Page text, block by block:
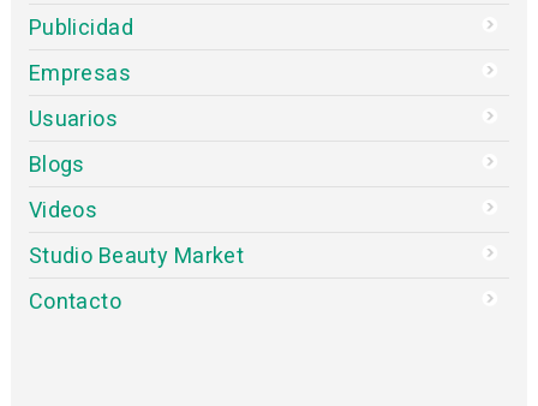
Publicidad
Empresas
Usuarios
Blogs
Videos
Studio Beauty Market
Contacto